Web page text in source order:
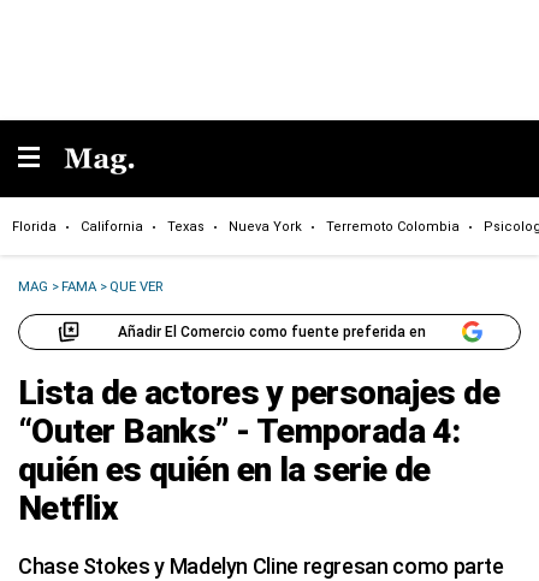
Florida California Texas Nueva York Terremoto Colombia
MAG >FAMA > QUE VER
Añadir El Comercio como fuente preferida en
Lista de actores y personajes de
“Outer Banks” - Temporada 4:
quién es quién en la serie de
Netflix
Chase Stokes y Madelyn Cline regresan como parte